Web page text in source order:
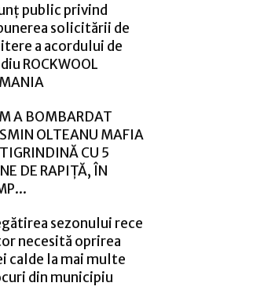
public privind
solicitării de
a acordului de
ROCKWOOL
A BOMBARDAT
OLTEANU MAFIA
CU 5
DE RAPIȚĂ, ÎN
sezonului rece
necesită oprirea
calde la mai multe
din municipiu